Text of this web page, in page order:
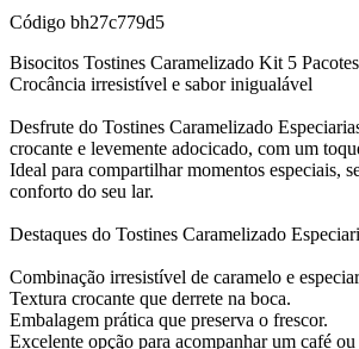
Código bh27c779d5
Bisocitos Tostines Caramelizado Kit 5
Crocância irresistível e sabor inigualável
Desfrute do Tostines Caramelizado
crocante e levemente adocicado, com um
Ideal para compartilhar momentos especiais,
conforto do seu lar.
Destaques do Tostines Caramelizado
Combinação irresistível de caramelo e
Textura crocante que derrete na boca.
Embalagem prática que preserva o frescor.
Excelente opção para acompanhar um café ou